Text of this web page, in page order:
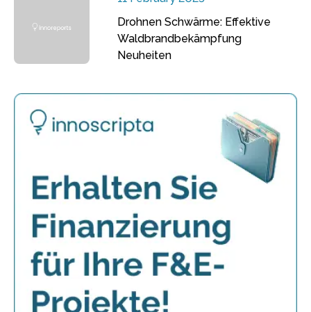
Drohnen Schwärme: Effektive
Waldbrandbekämpfung
Neuheiten